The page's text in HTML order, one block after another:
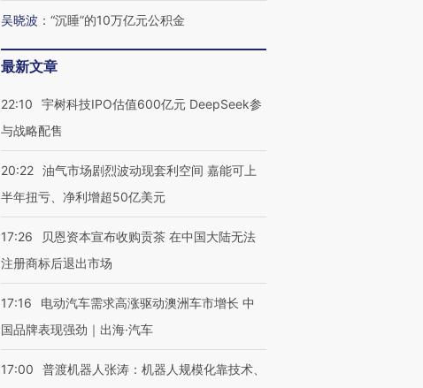
吴晓波 ： “沉睡”的10万亿元公积金
最新文章
22:10
宇树科技IPO估值600亿元 DeepSeek参
与战略配售
20:22 油气市场剧烈波动现套利空间 嘉能可上
半年扭亏、净利增超50亿美元
17:26
贝恩资本宣布收购贡茶 在中国大陆无法
注册商标后退出市场
17:16
电动汽车需求高涨驱动澳洲车市增长 中
国品牌表现强劲｜出海·汽车
17:00
普渡机器人张涛：机器人规模化靠技术、